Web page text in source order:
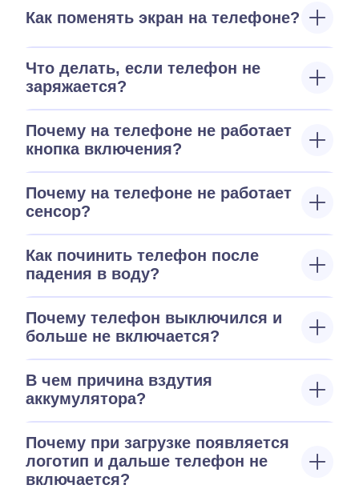
Как поменять экран на телефоне?
Что делать, если телефон не
заряжается?
Почему на телефоне не работает
кнопка включения?
Почему на телефоне не работает
сенсор?
Как починить телефон после
падения в воду?
Почему телефон выключился и
больше не включается?
В чем причина вздутия
аккумулятора?
Почему при загрузке появляется
логотип и дальше телефон не
включается?